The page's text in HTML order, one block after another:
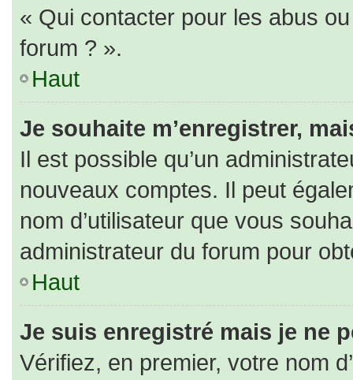
« Qui contacter pour les abus
forum ? ».
Haut
Je souhaite m’enregistrer,
Il est possible qu’un
nouveaux comptes. Il peut
nom d’utilisateur que vous
administrateur du forum pour
Haut
Je suis enregistré mais je ne
Vérifiez, en premier, votre nom